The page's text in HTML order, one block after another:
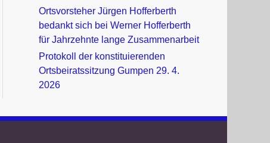
Ortsvorsteher Jürgen Hofferberth
bedankt sich bei Werner Hofferberth
für Jahrzehnte lange Zusammenarbeit
Protokoll der konstituierenden
Ortsbeiratssitzung Gumpen 29. 4.
2026